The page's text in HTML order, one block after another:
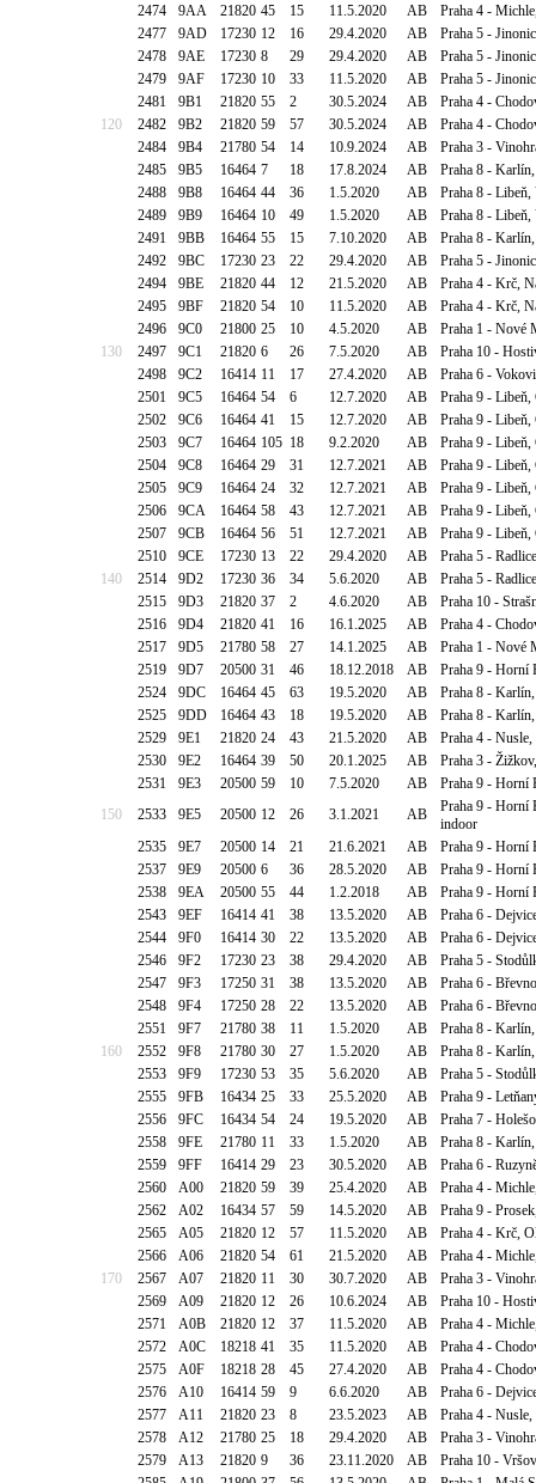
2474
9AA 21820 45 15 11.5.2020 AB
Praha 4 -
2477
9AD 17230 12 16 29.4.2020 AB
Praha 5 -
2478
9AE 17230 8 29 29.4.2020 AB
Praha 5 -
2479
9AF 17230 10 33 11.5.2020 AB
Praha 5 -
2481
9B1 21820 55 2 30.5.2024 AB
Praha 4 -
120
2482 9B2 21820 59 57 30.5.2024 AB
Praha 4 -
2484
9B4 21780 54 14 10.9.2024 AB
Praha 3 -
2485
9B5 16464 7 18 17.8.2024 AB
Praha 8 -
2488
9B8 16464 44 36 1.5.2020 AB
Praha 8 - Libeň,
2489
9B9 16464 10 49 1.5.2020 AB
Praha 8 -
2491
9BB 16464 55 15 7.10.2020 AB
Praha 8 -
2492
9BC 17230 23 22 29.4.2020 AB
Praha 5 -
2494
9BE 21820 44 12 21.5.2020 AB
Praha 4 - Krč,
2495
9BF 21820 54 10 11.5.2020 AB
Praha 4 - Krč,
2496
9C0 21800 25 10 4.5.2020 AB
Praha 1 - Nové
130
2497 9C1 21820 6 26 7.5.2020 AB
Praha 10 -
2498
9C2 16414 11 17 27.4.2020 AB
Praha 6 -
2501
9C5 16464 54 6 12.7.2020 AB
Praha 9 -
2502
9C6 16464 41 15 12.7.2020 AB
Praha 9 -
2503
9C7 16464 105 18 9.2.2020 AB
Praha 9 -
2504
9C8 16464 29 31 12.7.2021 AB
Praha 9 -
2505
9C9 16464 24 32 12.7.2021 AB
Praha 9 -
2506
9CA 16464 58 43 12.7.2021 AB
Praha 9 -
2507
9CB 16464 56 51 12.7.2021 AB
Praha 9 -
2510
9CE 17230 13 22 29.4.2020 AB
Praha 5 -
140
2514 9D2 17230 36 34 5.6.2020 AB
Praha 5 -
2515
9D3 21820 37 2 4.6.2020 AB
Praha 10 -
2516
9D4 21820 41 16 16.1.2025 AB
Praha 4 -
2517
9D5 21780 58 27 14.1.2025 AB
Praha 1 - Nové
2519
9D7 20500 31 46 18.12.2018 AB
Praha 9 - Horní
2524
9DC 16464 45 63 19.5.2020 AB
Praha 8 -
2525
9DD 16464 43 18 19.5.2020 AB
Praha 8 -
2529
9E1 21820 24 43 21.5.2020 AB
Praha 4 -
2530
9E2 16464 39 50 20.1.2025 AB
Praha 3 -
2531
9E3 20500 59 10 7.5.2020 AB
Praha 9 - Horní
150
2533 9E5 20500 12 26 3.1.2021 AB
Praha 9 - Horní
indoor
2535
9E7 20500 14 21 21.6.2021 AB
Praha 9 - Horní
2537
9E9 20500 6 36 28.5.2020 AB
Praha 9 - Horní
2538
9EA 20500 55 44 1.2.2018 AB
Praha 9 - Horní
2543
9EF 16414 41 38 13.5.2020 AB
Praha 6 -
2544
9F0 16414 30 22 13.5.2020 AB
Praha 6 -
2546
9F2 17230 23 38 29.4.2020 AB
Praha 5 -
2547
9F3 17250 31 38 13.5.2020 AB
Praha 6 -
2548
9F4 17250 28 22 13.5.2020 AB
Praha 6 -
2551
9F7 21780 38 11 1.5.2020 AB
Praha 8 -
160
2552 9F8 21780 30 27 1.5.2020 AB
Praha 8 -
2553
9F9 17230 53 35 5.6.2020 AB
Praha 5 -
2555
9FB 16434 25 33 25.5.2020 AB
Praha 9 -
2556
9FC 16434 54 24 19.5.2020 AB
Praha 7 -
2558
9FE 21780 11 33 1.5.2020 AB
Praha 8 -
2559
9FF 16414 29 23 30.5.2020 AB
Praha 6 -
2560
A00 21820 59 39 25.4.2020 AB
Praha 4 -
2562
A02 16434 57 59 14.5.2020 AB
Praha 9 -
2565
A05 21820 12 57 11.5.2020 AB
Praha 4 - Krč,
2566
A06 21820 54 61 21.5.2020 AB
Praha 4 -
170
2567 A07 21820 11 30 30.7.2020 AB
Praha 3 -
2569
A09 21820 12 26 10.6.2024 AB
Praha 10 -
2571
A0B 21820 12 37 11.5.2020 AB
Praha 4 -
2572
A0C 18218 41 35 11.5.2020 AB
Praha 4 -
2575
A0F 18218 28 45 27.4.2020 AB
Praha 4 -
2576
A10 16414 59 9 6.6.2020 AB
Praha 6 -
2577
A11 21820 23 8 23.5.2023 AB
Praha 4 -
2578
A12 21780 25 18 29.4.2020 AB
Praha 3 -
2579
A13 21820 9 36 23.11.2020 AB
Praha 10 -